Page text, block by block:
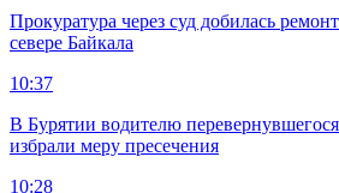
Прокуратура через суд добилась
севере Байкала
10:37
В Бурятии водителю
избрали меру пресечения
10:28